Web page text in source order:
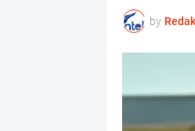
by